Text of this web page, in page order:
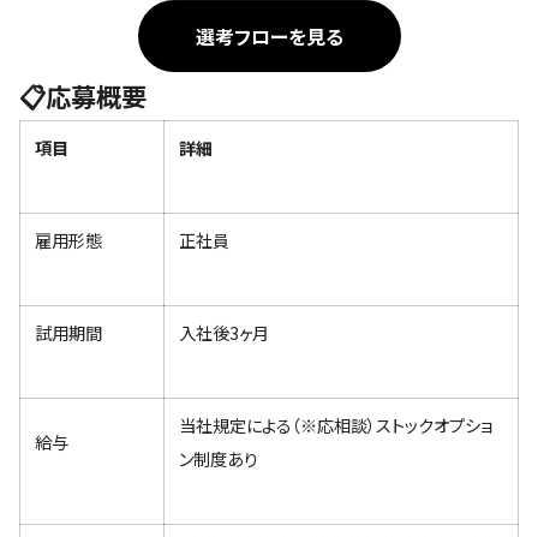
選考フローを見る
📋応募概要
項目 詳細
雇用形態 正社員
試用期間 入社後3ヶ月
給与
当社規定による（※応相談）ストックオプショ
ン制度あり